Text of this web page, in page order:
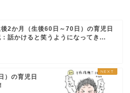
2か月（生後60日～70日）の育児日
話かけると笑うようになってき...
）の育児日